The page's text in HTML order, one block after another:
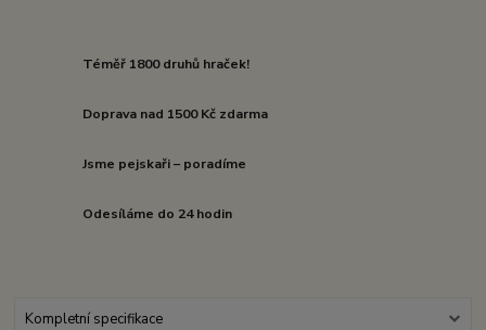
Téměř 1800 druhů hraček!
Doprava nad 1500 Kč zdarma
Jsme pejskaři – poradíme
Odesíláme do 24 hodin
Kompletní specifikace